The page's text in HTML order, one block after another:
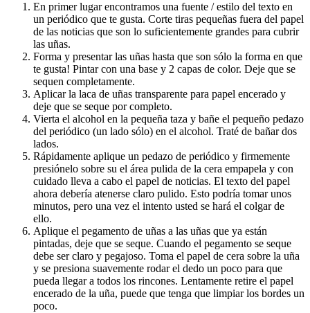
En primer lugar encontramos una fuente / estilo del texto en
un periódico que te gusta. Corte tiras pequeñas fuera del papel
de las noticias que son lo suficientemente grandes para cubrir
las uñas.
Forma y presentar las uñas hasta que son sólo la forma en que
te gusta! Pintar con una base y 2 capas de color. Deje que se
sequen completamente.
Aplicar la laca de uñas transparente para papel encerado y
deje que se seque por completo.
Vierta el alcohol en la pequeña taza y bañe el pequeño pedazo
del periódico (un lado sólo) en el alcohol. Traté de bañar dos
lados.
Rápidamente aplique un pedazo de periódico y firmemente
presiónelo sobre su el área pulida de la cera empapela y con
cuidado lleva a cabo el papel de noticias. El texto del papel
ahora debería atenerse claro pulido. Esto podría tomar unos
minutos, pero una vez el intento usted se hará el colgar de
ello.
Aplique el pegamento de uñas a las uñas que ya están
pintadas, deje que se seque. Cuando el pegamento se seque
debe ser claro y pegajoso. Toma el papel de cera sobre la uña
y se presiona suavemente rodar el dedo un poco para que
pueda llegar a todos los rincones. Lentamente retire el papel
encerado de la uña, puede que tenga que limpiar los bordes un
poco.